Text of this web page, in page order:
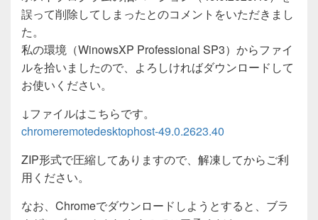
誤って削除してしまったとのコメントをいただきまし
た。
私の環境（WinowsXP Professional SP3）からファイ
ルを拾いましたので、よろしければダウンロードして
お使いください。
↓ファイルはこちらです。
chromeremotedesktophost-49.0.2623.40
ZIP形式で圧縮してありますので、解凍してからご利
用ください。
なお、Chromeでダウンロードしようとすると、ブラ